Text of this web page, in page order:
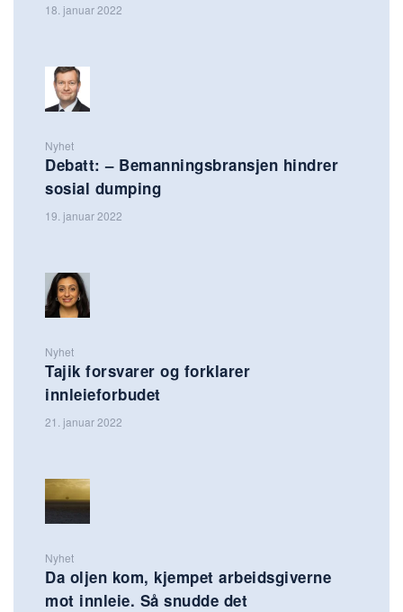
18. januar 2022
Nyhet
Debatt: – Bemanningsbransjen hindrer
sosial dumping
19. januar 2022
Nyhet
Tajik forsvarer og forklarer
innleieforbudet
21. januar 2022
Nyhet
Da oljen kom, kjempet arbeidsgiverne
mot innleie. Så snudde det